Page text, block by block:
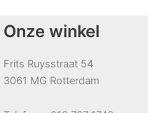
Onze winkel
Frits Ruysstraat 54
3061 MG Rotterdam